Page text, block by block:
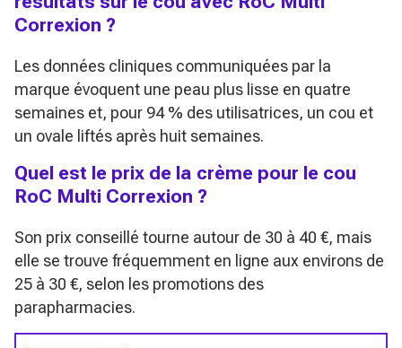
Correxion ?
Les données cliniques communiquées par la
marque évoquent une peau plus lisse en quatre
semaines et, pour 94 % des utilisatrices, un cou et
un ovale liftés après huit semaines.
Quel est le prix de la crème pour le cou
RoC Multi Correxion ?
Son prix conseillé tourne autour de 30 à 40 €, mais
elle se trouve fréquemment en ligne aux environs de
25 à 30 €, selon les promotions des
parapharmacies.